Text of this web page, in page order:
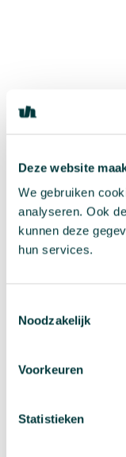
Deze website
We gebruiken
analyseren. Ook
kunnen deze
hun services.
Noodzakelijk
Voorkeuren
Statistieken